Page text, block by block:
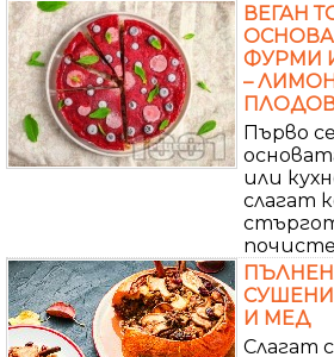
ВЕГАН
ОСНОВА
ФУРМИ
–
Първо
или
слагат
И МЕД
Слагат